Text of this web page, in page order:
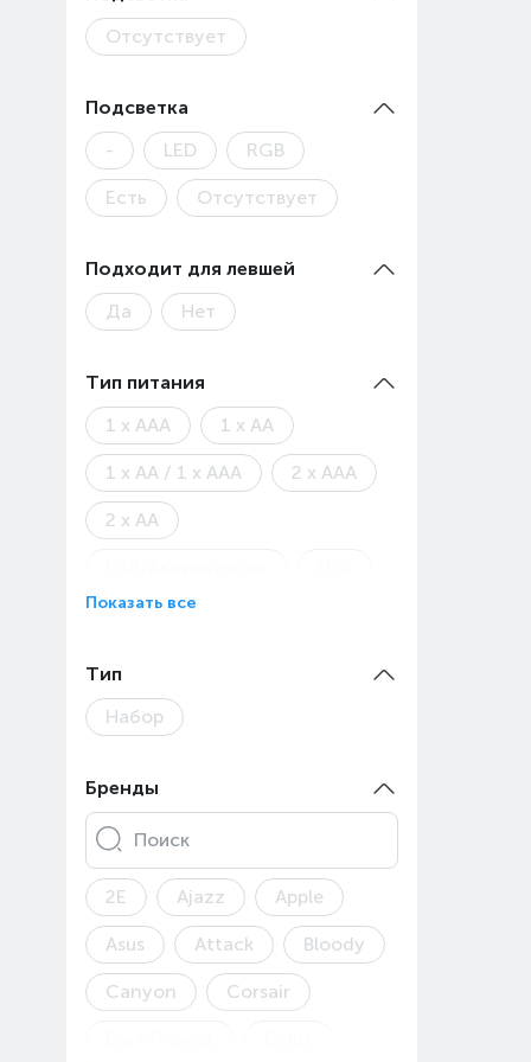
Отсутствует
Подсветка
-
LED RGB
Есть Отсутствует
Подходит для левшей
Да
Нет
Тип питания
1 x AAA
1 x AA
1 x AA / 1 x AAA 2 x AAA
2 x AA
Аккумулятор
Показать все
Тип
Набор
Бренды
Поиск
2E Ajazz Apple
Asus Attack Bloody
Canyon Corsair